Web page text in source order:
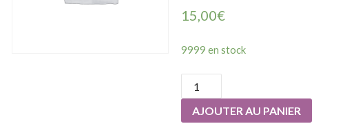
15,00€
9999 en stock
quantité
de
LOGITECH
AJOUTER AU PANIER